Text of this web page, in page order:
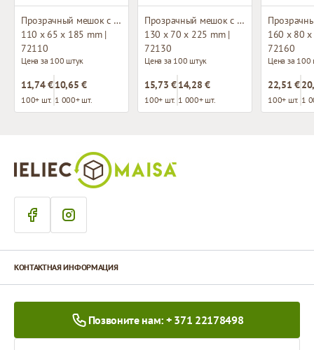
Прозрачный мешок с застежкой зип-лок
110 x 65 x 185 mm |
72110
Цена за 100 штук
11,74 €
100+ шт.
10,65 €
1 000+ шт.
Прозрачный мешок с застежкой зип-лок
130 x 70 x 225 mm |
72130
Цена за 100 штук
15,73 €
100+ шт.
14,28 €
1 000+ шт.
160 x 80
72160
Цена за 100
22,51 €
100+ шт. 1
КОНТАКТНАЯ ИНФОРМАЦИЯ
Позвоните нам: + 371 22178498